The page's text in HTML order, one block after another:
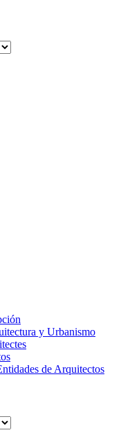
y Urbanismo
de Arquitectos